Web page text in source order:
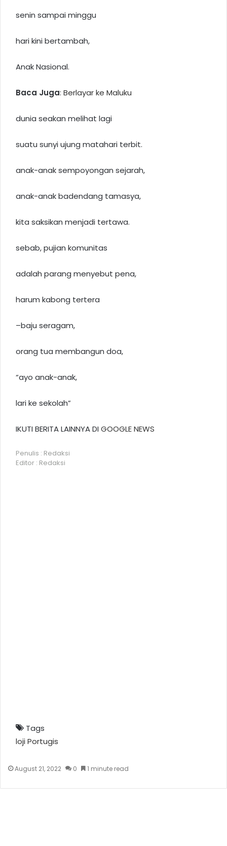
senin sampai minggu
hari kini bertambah,
Anak Nasional.
Baca Juga: Berlayar ke Maluku
dunia seakan melihat lagi
suatu sunyi ujung matahari terbit.
anak-anak sempoyongan sejarah,
anak-anak badendang tamasya,
kita saksikan menjadi tertawa.
sebab, pujian komunitas
adalah parang menyebut pena,
harum kabong tertera
–baju seragam,
orang tua membangun doa,
“ayo anak-anak,
lari ke sekolah”
IKUTI BERITA LAINNYA DIGOOGLE NEWS
Penulis : Redaksi
Editor : Redaksi
Tags
loji Portugis
August 21, 2022 0 1 minute read